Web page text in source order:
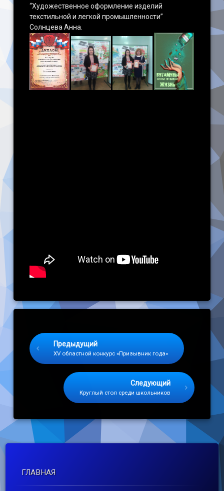
“Художественное оформление изделий
текстильной и легкой промышленности”
Солнцева Анна.
Предыдущий
XV областной конкурс «Призывник года»
Следующий
Круглый стол среди школьников
ГЛАВНАЯ